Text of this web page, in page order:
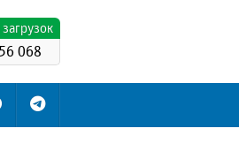
068